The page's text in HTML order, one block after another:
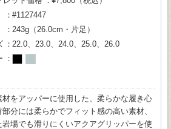
#1127447
243g（26.0cm・片足）
22.0、23.0、24.0、25.0、26.0
をアッパーに使用した、柔らかな履き心
分には柔らかでフィット感の高い素材、
場でも滑りにくいアクアグリッパーを使